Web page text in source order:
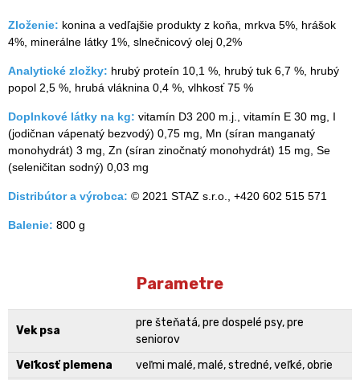
Zloženie: konina a vedľajšie produkty z koňa, mrkva 5%, hrášok
4%, minerálne látky 1%, slnečnicový olej 0,2%
Analytické zložky: hrubý proteín 10,1 %, hrubý tuk 6,7 %, hrubý
popol 2,5 %, hrubá vláknina 0,4 %, vlhkosť 75 %
Doplnkové látky na kg: vitamín D3 200 m.j., vitamín E 30 mg, I
(jodičnan vápenatý bezvodý) 0,75 mg, Mn (síran manganatý
monohydrát) 3 mg, Zn (síran zinočnatý monohydrát) 15 mg, Se
(seleničitan sodný) 0,03 mg
Distribútor a výrobca: © 2021 STAZ s.r.o., +420 602 515 571
Balenie: 800 g
Parametre
Vek psa
pre šteňatá, pre dospelé psy, pre
seniorov
Veľkosť plemena
veľmi malé, malé, stredné, veľké, obrie